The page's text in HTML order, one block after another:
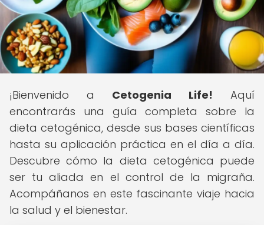
¡Bienvenido a Cetogenia Life! Aquí
encontrarás una guía completa sobre la
dieta cetogénica, desde sus bases científicas
hasta su aplicación práctica en el día a día.
Descubre cómo la dieta cetogénica puede
ser tu aliada en el control de la migraña.
Acompáñanos en este fascinante viaje hacia
la salud y el bienestar.